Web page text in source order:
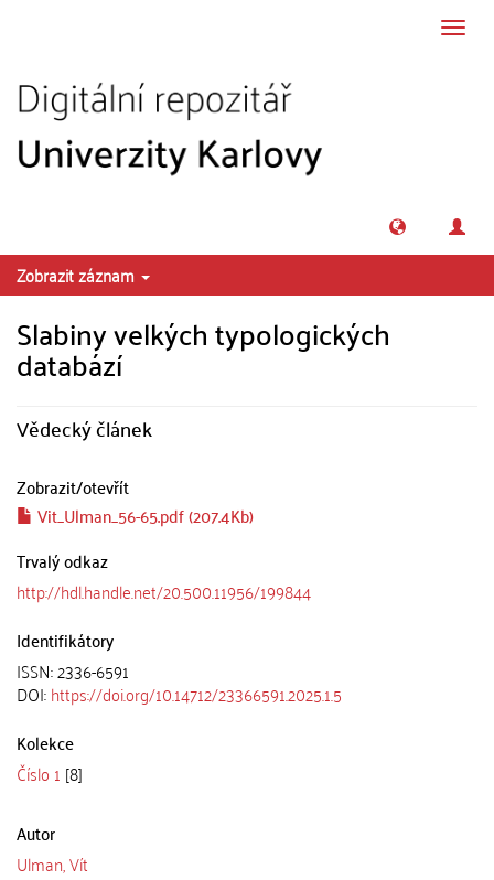
Zobrazit záznam
Slabiny velkých typologických
databází
Vědecký článek
Zobrazit/otevřít
Vit_Ulman_56-65.pdf (207.4Kb)
Trvalý odkaz
http://hdl.handle.net/20.500.11956/199844
Identifikátory
ISSN: 2336-6591
DOI:https://doi.org/10.14712/23366591.2025.1.5
Kolekce
Číslo 1 [8]
Autor
Ulman, Vít